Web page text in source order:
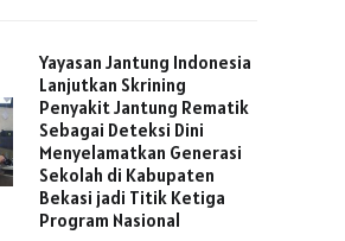
Yayasan Jantung Indonesia
Lanjutkan Skrining
Penyakit Jantung Rematik
Sebagai Deteksi Dini
Menyelamatkan Generasi
Sekolah di Kabupaten
Bekasi jadi Titik Ketiga
Program Nasional